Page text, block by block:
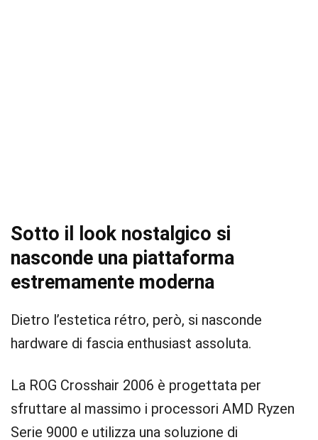
Sotto il look nostalgico si
nasconde una piattaforma
estremamente moderna
Dietro l’estetica rétro, però, si nasconde
hardware di fascia enthusiast assoluta.
La ROG Crosshair 2006 è progettata per
sfruttare al massimo i processori AMD Ryzen
Serie 9000 e utilizza una soluzione di